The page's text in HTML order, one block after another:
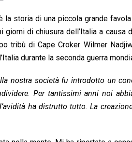
n
t
la storia di una piccola grande
di chiusura dell’Italia a causa
tribù di Cape Croker Wilmer
durante la seconda guerra
nostra società fu introdotto un
Per tantissimi anni noi
ha distrutto tutto. La